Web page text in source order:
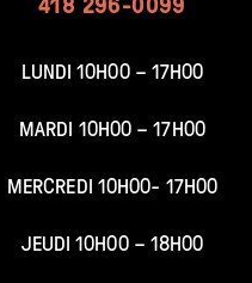
LUNDI 10H00 – 17H00
MARDI 10H00 – 17H00
MERCREDI 10H00- 17H00
JEUDI 10H00 – 18H00